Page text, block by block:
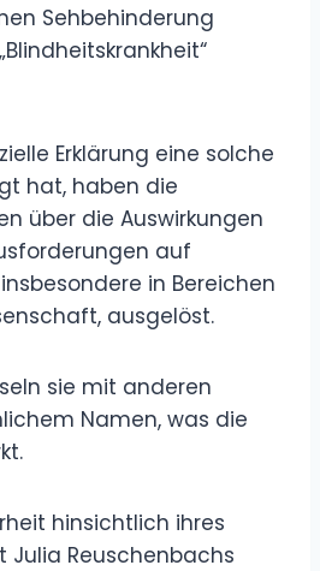
Sehbehinderung
Erklärung eine solche
hat, haben die
über die Auswirkungen
auf
in Bereichen
ausgelöst.
sie mit anderen
Namen, was die
hinsichtlich ihres
Julia Reuschenbachs